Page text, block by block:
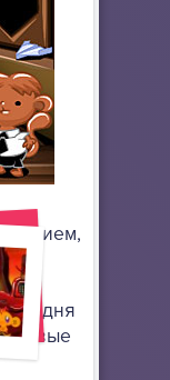
дня
новые